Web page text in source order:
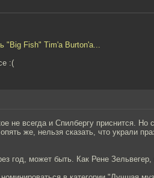
"Big Fish" Tim'а Burton'а...
:(
не всегда и Спилбергу приснится. Но
же, нельзя сказать, что украли
год, может быть. Как Рене